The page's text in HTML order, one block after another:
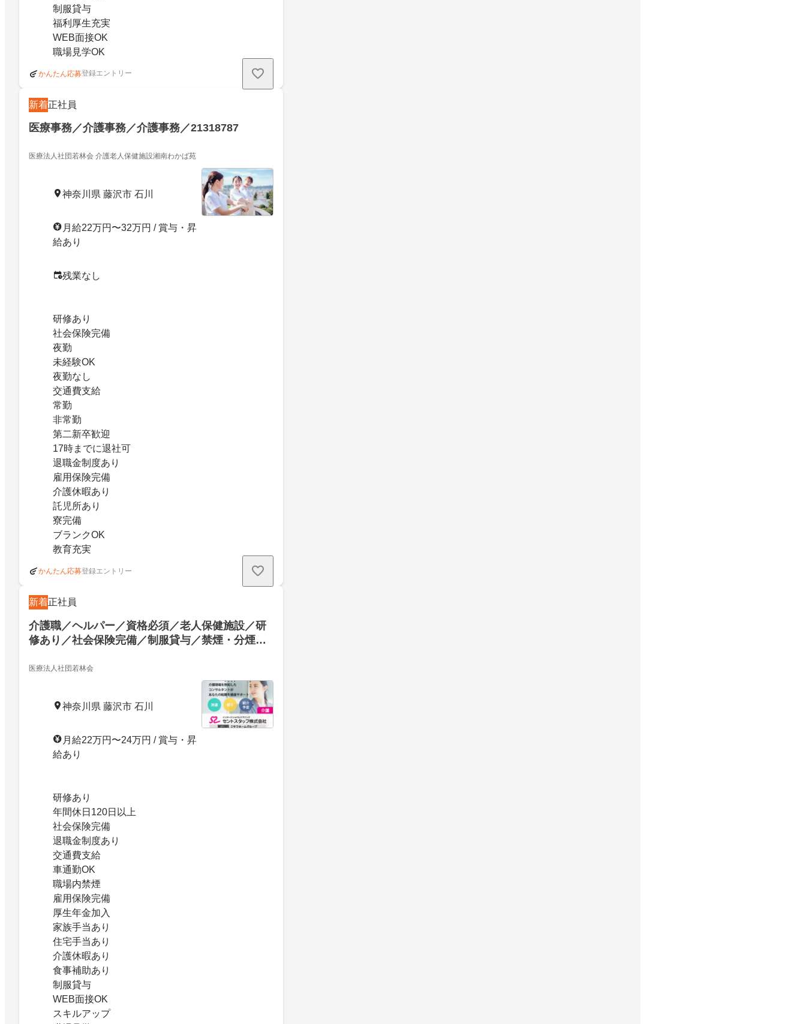
制服貸与
福利厚生充実
WEB面接OK
職場見学OK
かんたん応募登録エントリー
新着正社員
医療事務／介護事務／介護事務／21318787
医療法人社団若林会 介護老人保健施設湘南わかば苑
神奈川県 藤沢市 石川
月給22万円〜32万円 / 賞与・昇
給あり
残業なし
研修あり
社会保険完備
夜勤
未経験OK
夜勤なし
交通費支給
常勤
非常勤
第二新卒歓迎
17時までに退社可
退職金制度あり
雇用保険完備
介護休暇あり
託児所あり
寮完備
ブランクOK
教育充実
かんたん応募登録エントリー
新着正社員
介護職／ヘルパー／資格必須／老人保健施設／研
修あり／社会保険完備／制服貸与／禁煙・分煙／
医療法人社団若林会
神奈川県 藤沢市 石川
月給22万円〜24万円 / 賞与・昇
給あり
研修あり
年間休日120日以上
社会保険完備
退職金制度あり
交通費支給
車通勤OK
職場内禁煙
雇用保険完備
厚生年金加入
家族手当あり
住宅手当あり
介護休暇あり
食事補助あり
制服貸与
WEB面接OK
スキルアップ